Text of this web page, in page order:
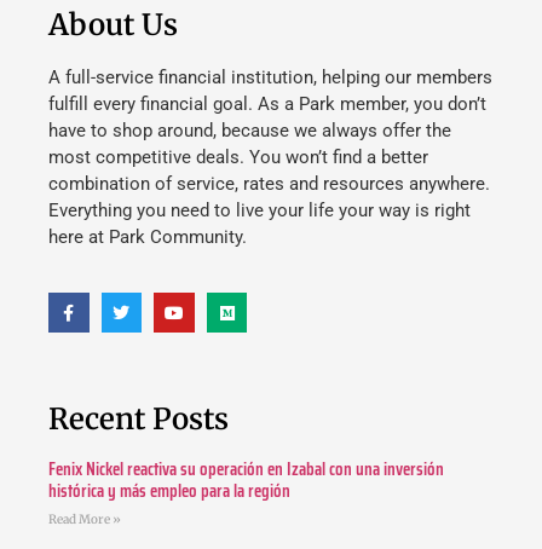
About Us
A full-service financial institution, helping our members
fulfill every financial goal. As a Park member, you don’t
have to shop around, because we always offer the
most competitive deals. You won’t find a better
combination of service, rates and resources anywhere.
Everything you need to live your life your way is right
here at Park Community.
Recent Posts
Fenix Nickel reactiva su operación en Izabal con una inversión
histórica y más empleo para la región
Read More »